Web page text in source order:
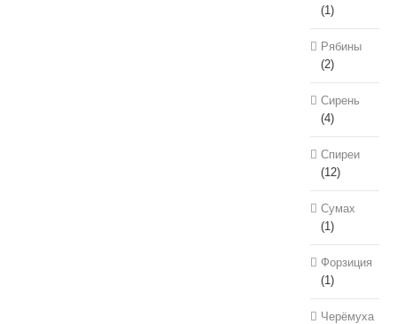
(1)
Рябины
(2)
Сирень
(4)
Спиреи
(12)
Сумах
(1)
Форзиция
(1)
Черёмуха